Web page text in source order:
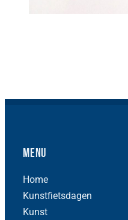
Menu
Home
Kunstfietsdagen
Kunst